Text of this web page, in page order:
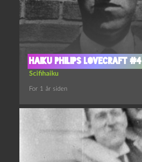
Haiku Philips Lovecraft #4
Scifihaiku
For 1 år siden